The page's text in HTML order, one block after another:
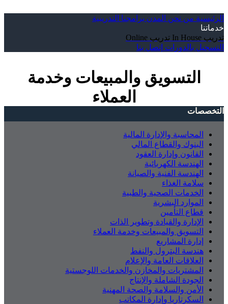
الرئيسية من نحن المدن برامجنا التدريبية
خدماتنا
تدريب In House
تدريب Online
التسجيل بالدورات إتصل بنا
التسويق والمبيعات وخدمة
العملاء
التخصصات
المحاسبة والإدارة المالية
البنوك والقطاع المالي
القانون وإدارة العقود
الهندسة الكهربائية
الهندسة الفنية والصيانة
سلامة الغذاء
الخدمات الصحية والطبية
الموارد البشرية
قطاع التأمين
الإدارة والقيادة وتطوير الذات
التسويق والمبيعات وخدمة العملاء
إدارة المشاريع
هندسة البترول والنفط
العلاقات العامة والإعلام
المشتريات والمخازن والخدمات اللوجستية
الجودة الشاملة والإنتاج
الأمن والسلامة والصحة المهنية
السكرتاريا وإدارة المكاتب